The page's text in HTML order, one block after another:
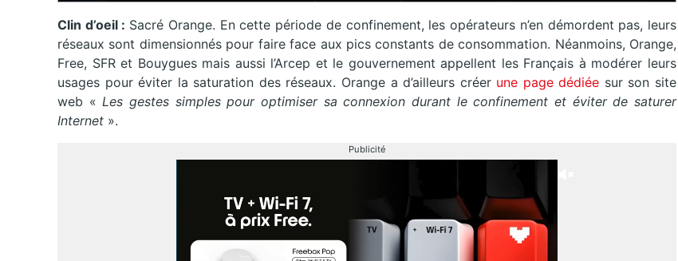
Clin d’oeil : Sacré Orange. En cette période de confinement, les opérateurs n’en démordent pas, leurs
réseaux sont dimensionnés pour faire face aux pics constants de consommation. Néanmoins, Orange,
Free, SFR et Bouygues mais aussi l’Arcep et le gouvernement appellent les Français à modérer leurs
usages pour éviter la saturation des réseaux. Orange a d’ailleurs créer une page dédiée sur son site
web «Les gestes simples pour optimiser sa connexion durant le confinement et éviter de saturer
Internet ».
Publicité